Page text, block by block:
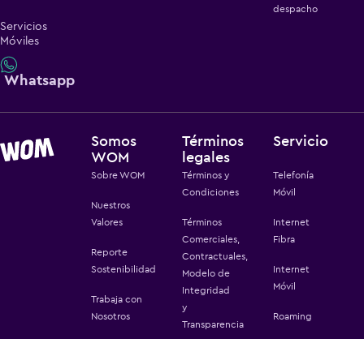
Servicios
Móviles
Whatsapp
despacho
Somos
WOM
Sobre WOM
Nuestros
Valores
Reporte
Sostenibilidad
Trabaja con
Nosotros
Términos
legales
Términos y
Condiciones
Términos
Comerciales,
Contractuales,
Modelo de
Integridad
y
Transparencia
Servicio
Telefonía
Móvil
Internet
Fibra
Internet
Móvil
Roaming